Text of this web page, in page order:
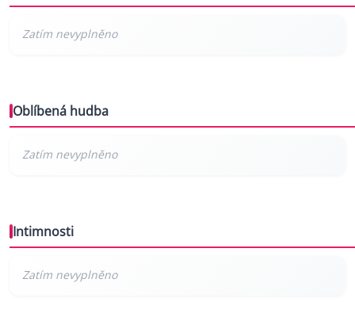
Oblíbená hudba
Intimnosti